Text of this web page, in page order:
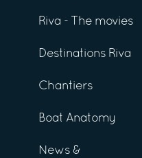
Riva - The movies
Destinations Riva
Chantiers
Boat Anatomy
News &